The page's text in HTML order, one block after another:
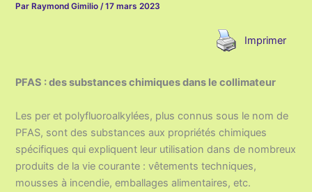
Par Raymond Gimilio/17 mars 2023
Imprimer
PFAS : des substances chimiques dans le collimateur
Les per et polyfluoroalkylées, plus connus sous le nom de
PFAS, sont des substances aux propriétés chimiques
spécifiques qui expliquent leur utilisation dans de nombreux
produits de la vie courante : vêtements techniques,
mousses à incendie, emballages alimentaires, etc.